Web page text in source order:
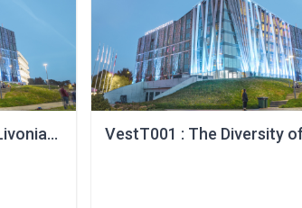
ValoT134 : First steps of Livonian language and culture